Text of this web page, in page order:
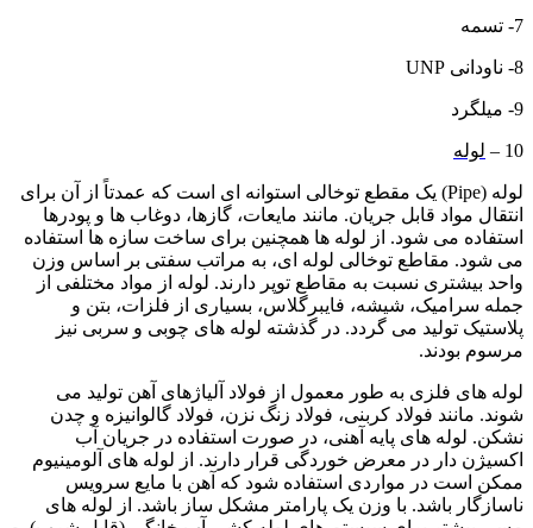
7- تسمه
8- ناودانی UNP
9- میلگرد
10 – لوله
لوله (Pipe) یک مقطع توخالی استوانه ای است که عمدتاً از آن برای
انتقال مواد قابل جریان. مانند مایعات، گازها، دوغاب ها و پودرها
استفاده می شود. از لوله ها همچنین برای ساخت سازه ها استفاده
می شود. مقاطع توخالی لوله ای، به مراتب سفتی بر اساس وزن
واحد بیشتری نسبت به مقاطع توپر دارند. لوله از مواد مختلفی از
جمله سرامیک، شیشه، فایبرگلاس، بسیاری از فلزات، بتن و
پلاستیک تولید می گردد. در گذشته لوله های چوبی و سربی نیز
مرسوم بودند.
لوله های فلزی به طور معمول از فولاد آلیاژهای آهن تولید می
شوند. مانند فولاد کربنی، فولاد زنگ نزن، فولاد گالوانیزه و چدن
نشکن. لوله های پایه آهنی، در صورت استفاده در جریان آب
اکسیژن دار در معرض خوردگی قرار دارند. از لوله های آلومینیوم
ممکن است در مواردی استفاده شود که آهن با مایع سرویس
ناسازگار باشد. با وزن یک پارامتر مشکل ساز باشد. از لوله های